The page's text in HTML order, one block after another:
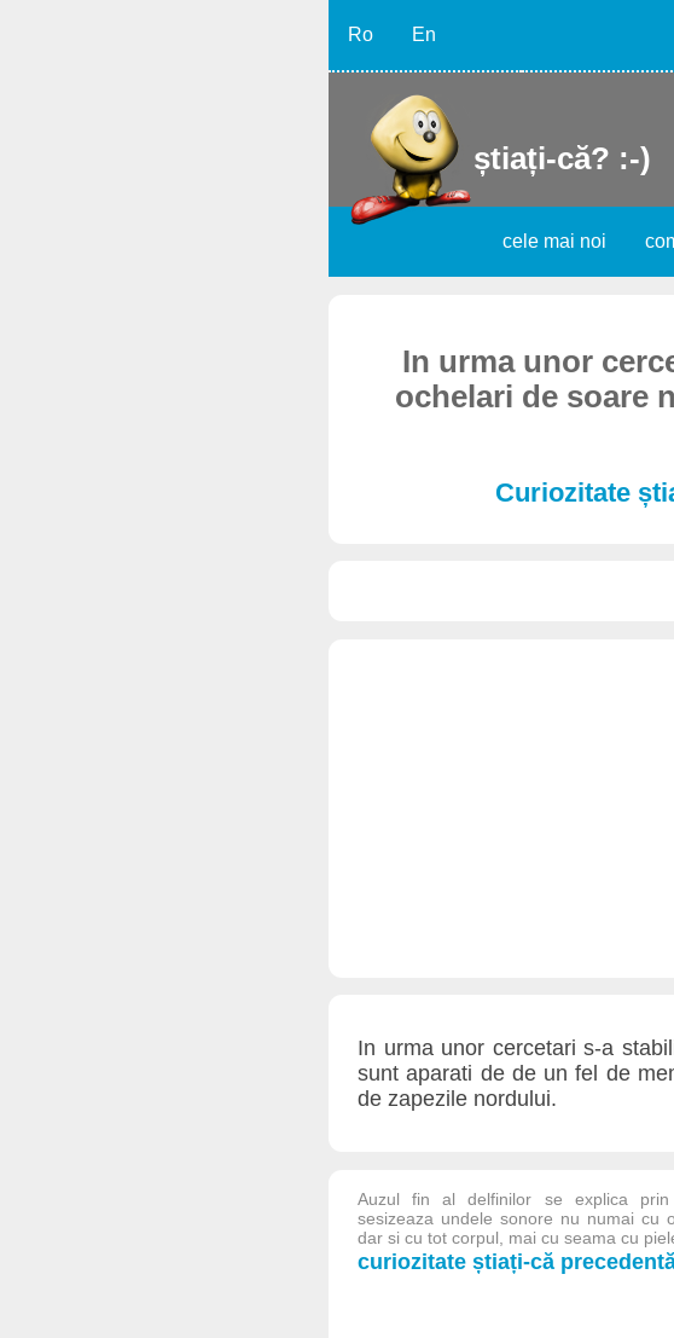
Ro En
știați-că? :-)
cele mai noi
In urma unor
ochelari de soare
Curiozitate
In urma unor cercetari s-a
sunt aparati de de un fel de
de zapezile nordului.
Auzul fin al delfinilor se explica
sesizeaza undele sonore nu numai cu
dar si cu tot corpul, mai cu seama cu
curiozitate știați-că